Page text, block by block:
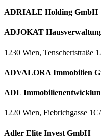
ADRIALE Holding GmbH
ADJOKAT
1230 Wien, Tenschertstraße
ADVALORA Immobilien
ADL
1220 Wien, Fiebrichgasse
Adler Elite Invest GmbH